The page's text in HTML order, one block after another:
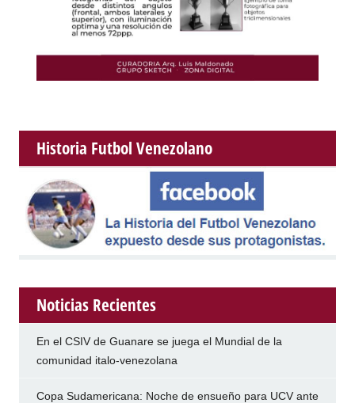
Historia Futbol Venezolano
Noticias Recientes
En el CSIV de Guanare se juega el Mundial de la
comunidad italo-venezolana
Copa Sudamericana: Noche de ensueño para UCV ante